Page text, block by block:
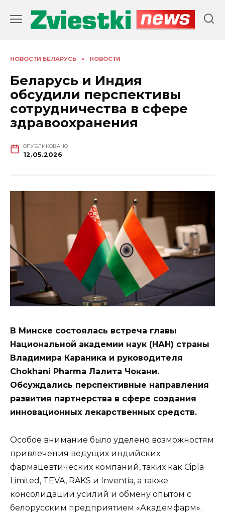
содержанию
НОВОСТИ БЕЛАРУСЬ » НОВОСТИ
Беларусь и Индия
обсудили перспективы
сотрудничества в сфере
здравоохранения
ОПУБЛИКОВАНО
12.05.2026
В Минске состоялась встреча главы
Национальной академии наук (НАН) страны
Владимира Караника и руководителя
Chokhani Phar­ma Лалита Чокани.
Обсуждались перспективные направления
развития партнерства в сфере создания
инновационных лекарственных средств.
Особое внимание было уделено возможностям
привлечения ведущих индийских
фармацевтических компаний, таких как Cipla
Lim­it­ed, TEVA, RAKS и Inven­tia, а также
консолидации усилий и обмену опытом с
белорусским предприятием «Академфарм».